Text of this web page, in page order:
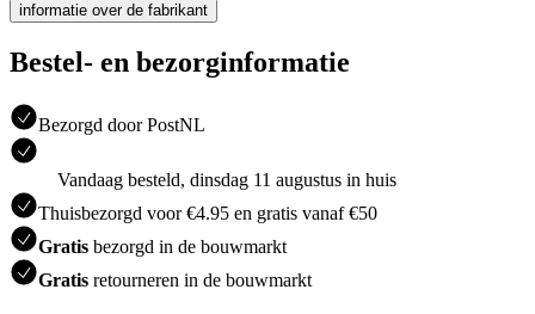
informatie over de fabrikant
Bestel- en bezorginformatie
Bezorgd door PostNL
Vandaag besteld, dinsdag 11 augustus in huis
Thuisbezorgd voor €4.95 en gratis vanaf €50
Gratis bezorgd in de bouwmarkt
Gratis retourneren in de bouwmarkt